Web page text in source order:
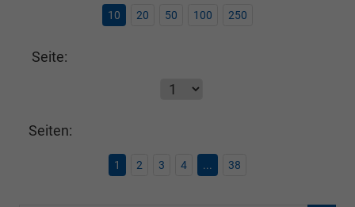
10 20 50 100 250
Seite:
Seiten:
1 2 3 4 ... 38